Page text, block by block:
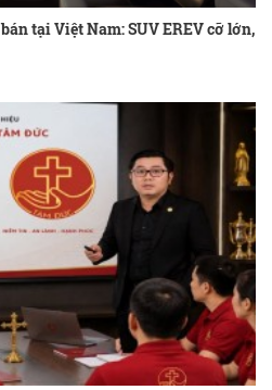
tại Việt Nam: SUV EREV cỡ lớn,